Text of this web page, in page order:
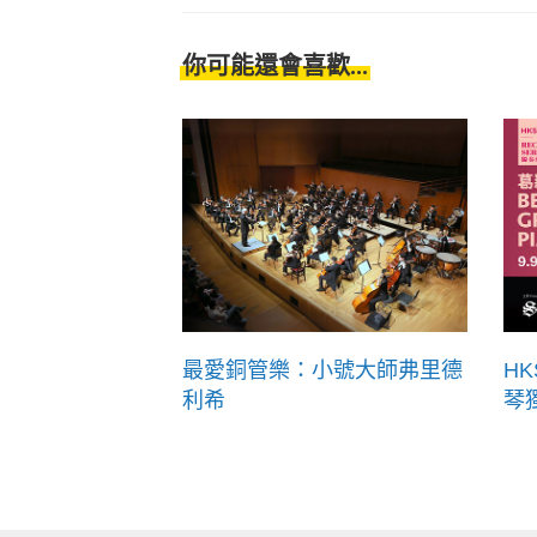
你可能還會喜歡...
最愛銅管樂：小號大師弗里德
利希
琴